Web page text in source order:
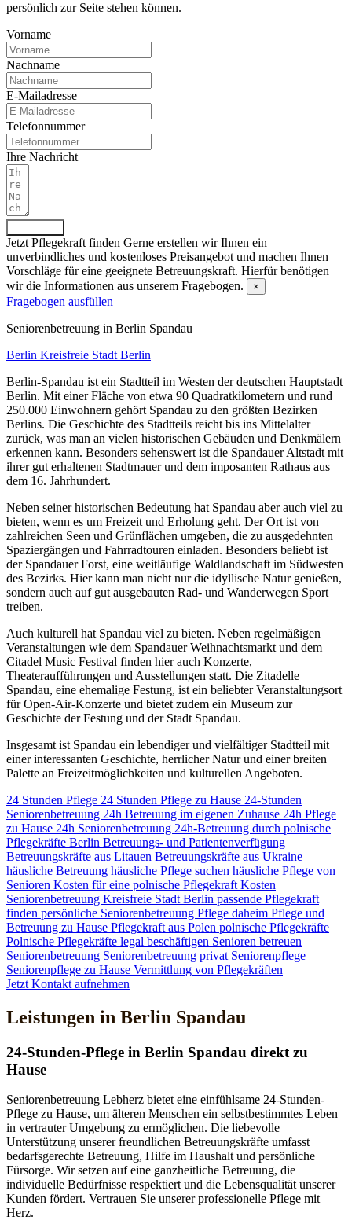
persönlich zur Seite stehen können.
Vorname
Nachname
E-Mailadresse
Telefonnummer
Ihre Nachricht
Jetzt Pflegekraft finden Gerne erstellen wir Ihnen ein
unverbindliches und kostenloses Preisangebot und machen Ihnen
Vorschläge für eine geeignete Betreuungskraft. Hierfür benötigen
wir die Informationen aus unserem Fragebogen.
×
Fragebogen ausfüllen
Senioren­betreuung in Berlin Spandau
Berlin Kreisfreie Stadt Berlin
Berlin-Spandau ist ein Stadtteil im Westen der deutschen Hauptstadt
Berlin. Mit einer Fläche von etwa 90 Quadratkilometern und rund
250.000 Einwohnern gehört Spandau zu den größten Bezirken
Berlins. Die Geschichte des Stadtteils reicht bis ins Mittelalter
zurück, was man an vielen historischen Gebäuden und Denkmälern
erkennen kann. Besonders sehenswert ist die Spandauer Altstadt mit
ihrer gut erhaltenen Stadtmauer und dem imposanten Rathaus aus
dem 16. Jahrhundert.
Neben seiner historischen Bedeutung hat Spandau aber auch viel zu
bieten, wenn es um Freizeit und Erholung geht. Der Ort ist von
zahlreichen Seen und Grünflächen umgeben, die zu ausgedehnten
Spaziergängen und Fahrradtouren einladen. Besonders beliebt ist
der Spandauer Forst, eine weitläufige Waldlandschaft im Südwesten
des Bezirks. Hier kann man nicht nur die idyllische Natur genießen,
sondern auch auf gut ausgebauten Rad- und Wanderwegen Sport
treiben.
Auch kulturell hat Spandau viel zu bieten. Neben regelmäßigen
Veranstaltungen wie dem Spandauer Weihnachtsmarkt und dem
Citadel Music Festival finden hier auch Konzerte,
Theateraufführungen und Ausstellungen statt. Die Zitadelle
Spandau, eine ehemalige Festung, ist ein beliebter Veranstaltungsort
für Open-Air-Konzerte und bietet zudem ein Museum zur
Geschichte der Festung und der Stadt Spandau.
Insgesamt ist Spandau ein lebendiger und vielfältiger Stadtteil mit
einer interessanten Geschichte, herrlicher Natur und einer breiten
Palette an Freizeitmöglichkeiten und kulturellen Angeboten.
24 Stunden Pflege 24 Stunden Pflege zu Hause 24-Stunden
Seniorenbetreuung 24h Betreuung im eigenen Zuhause 24h Pflege
zu Hause 24h Seniorenbetreuung 24h-Betreuung durch polnische
Pflegekräfte Berlin Betreuungs- und Patientenverfügung
Betreuungskräfte aus Litauen Betreuungskräfte aus Ukraine
häusliche Betreuung häusliche Pflege suchen häusliche Pflege von
Senioren Kosten für eine polnische Pflegekraft Kosten
Seniorenbetreuung Kreisfreie Stadt Berlin passende Pflegekraft
finden persönliche Seniorenbetreuung Pflege daheim Pflege und
Betreuung zu Hause Pflegekraft aus Polen polnische Pflegekräfte
Polnische Pflegekräfte legal beschäftigen Senioren betreuen
Seniorenbetreuung Seniorenbetreuung privat Seniorenpflege
Seniorenpflege zu Hause Vermittlung von Pflegekräften
Jetzt Kontakt aufnehmen
Leistungen in Berlin Spandau
24-Stunden-Pflege in Berlin Spandau direkt zu
Hause
Seniorenbetreuung Lebherz bietet eine einfühlsame 24-Stunden-
Pflege zu Hause, um älteren Menschen ein selbstbestimmtes Leben
in vertrauter Umgebung zu ermöglichen. Die liebevolle
Unterstützung unserer freundlichen Betreuungskräfte umfasst
bedarfsgerechte Betreuung, Hilfe im Haushalt und persönliche
Fürsorge. Wir setzen auf eine ganzheitliche Betreuung, die
individuelle Bedürfnisse respektiert und die Lebensqualität unserer
Kunden fördert. Vertrauen Sie unserer professionelle Pflege mit
Herz.